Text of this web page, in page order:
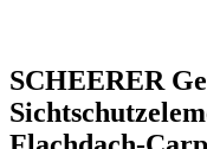
SCHEERER